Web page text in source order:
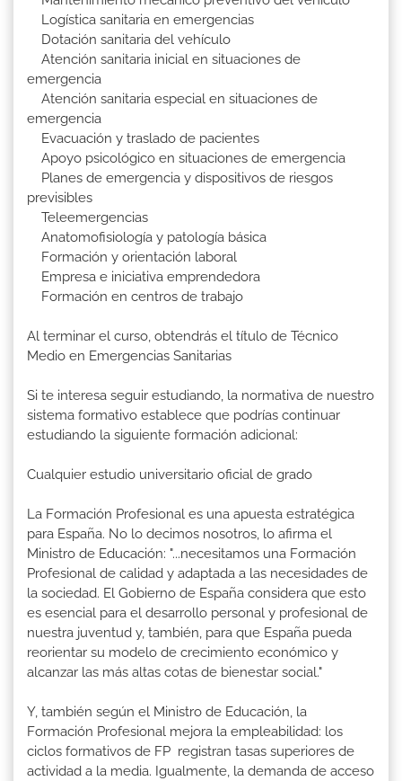
Logística sanitaria en emergencias
Dotación sanitaria del vehículo
Atención sanitaria inicial en situaciones de
emergencia
Atención sanitaria especial en situaciones de
emergencia
Evacuación y traslado de pacientes
Apoyo psicológico en situaciones de emergencia
Planes de emergencia y dispositivos de riesgos
previsibles
Teleemergencias
Anatomofisiología y patología básica
Formación y orientación laboral
Empresa e iniciativa emprendedora
Formación en centros de trabajo
Al terminar el curso, obtendrás el título de Técnico
Medio en Emergencias Sanitarias
Si te interesa seguir estudiando, la normativa de nuestro
sistema formativo establece que podrías continuar
estudiando la siguiente formación adicional:
Cualquier estudio universitario oficial de grado
La Formación Profesional es una apuesta estratégica
para España. No lo decimos nosotros, lo afirma el
Ministro de Educación: "...necesitamos una Formación
Profesional de calidad y adaptada a las necesidades de
la sociedad. El Gobierno de España considera que esto
es esencial para el desarrollo personal y profesional de
nuestra juventud y, también, para que España pueda
reorientar su modelo de crecimiento económico y
alcanzar las más altas cotas de bienestar social."
Y, también según el Ministro de Educación, la
Formación Profesional mejora la empleabilidad: los
ciclos formativos de FP registran tasas superiores de
actividad a la media. Igualmente, la demanda de acceso